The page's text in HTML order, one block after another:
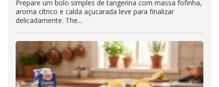
Prepare um bolo simples de tangerina com massa fofinha,
aroma cítrico e calda açucarada leve para finalizar
delicadamente. The...